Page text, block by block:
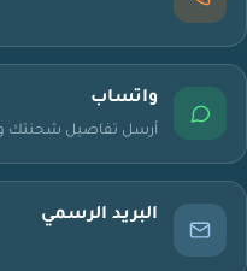
واتساب
أرسل تفاصيل
البريد الرسمي